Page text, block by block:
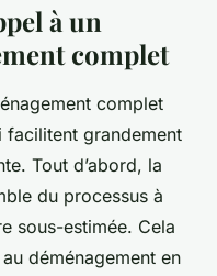
à un
complet
complet
facilitent grandement
Tout d’abord, la
du processus à
sous-estimée. Cela
déménagement en